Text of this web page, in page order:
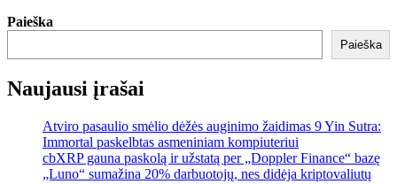
Paieška
Paieška
Naujausi įrašai
Atviro pasaulio smėlio dėžės auginimo žaidimas 9 Yin Sutra:
Immortal paskelbtas asmeniniam kompiuteriui
cbXRP gauna paskolą ir užstatą per „Doppler Finance“ bazę
„Luno“ sumažina 20% darbuotojų, nes didėja kriptovaliutų